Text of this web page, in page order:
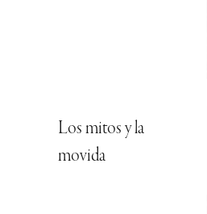
Los mitos y la
movida